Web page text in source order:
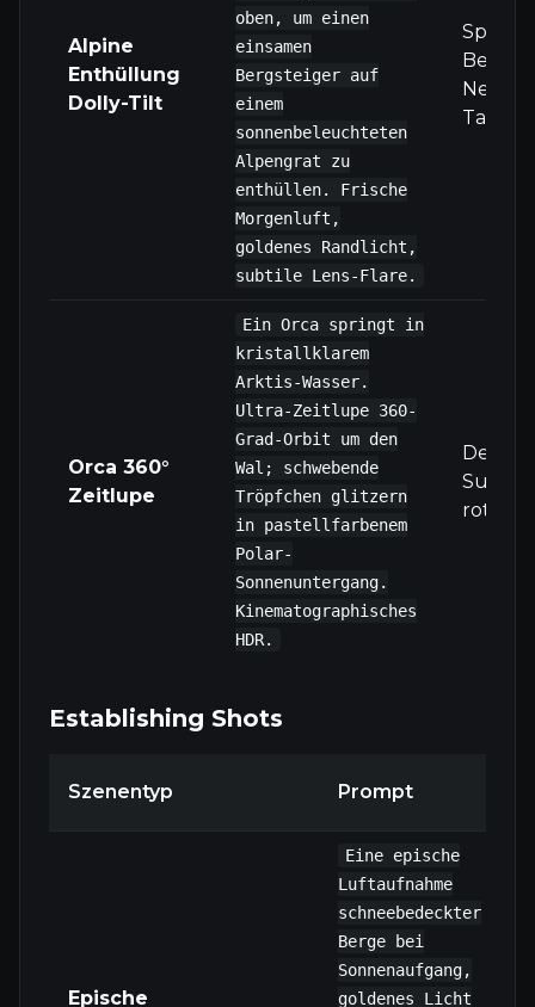
Alpine
Enthüllung
Dolly-Tilt
oben, um einen
einsamen
Bergsteiger auf
einem
sonnenbeleuchteten
Alpengrat zu
enthüllen. Frische
Morgenluft,
goldenes Randlicht,
subtile Lens-Flare.
Orca 360°
Zeitlupe
Ein Orca springt in
kristallklarem
Arktis-Wasser.
Ultra-Zeitlupe 360-
Grad-Orbit um den
Wal; schwebende
Tröpfchen glitzern
in pastellfarbenem
Polar-
Sonnenuntergang.
Kinematographisches
HDR.
Establishing Shots
Szenentyp Prompt
Epische
Eine epische
Luftaufnahme
schneebedeckter
Berge bei
Sonnenaufgang,
goldenes Licht